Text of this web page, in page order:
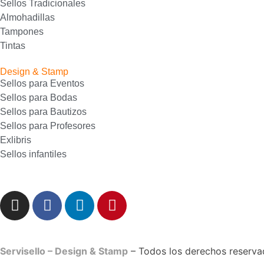
Sellos Tradicionales
Almohadillas
Tampones
Tintas
Design & Stamp
Sellos para Eventos
Sellos para Bodas
Sellos para Bautizos
Sellos para Profesores
Exlibris
Sellos infantiles
Servisello – Design & Stamp – Todos los derechos